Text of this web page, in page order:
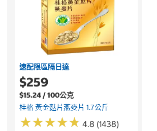
速配限區隔日達
$259
$15.24 / 100公克
桂格 黃金麩片燕麥片 1.7公斤
★★★★★
★★★★★ 4.8 (1438)